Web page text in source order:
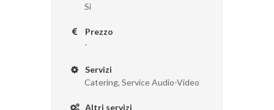
Si
Prezzo
-
Servizi
Catering, Service Audio-Video
Altri servizi